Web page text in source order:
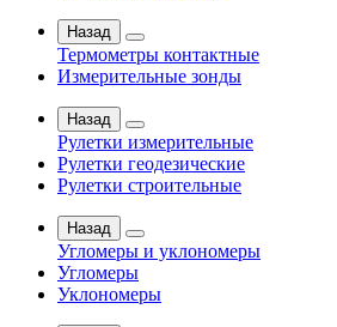
Назад
Термометры контактные
Измерительные зонды
Назад
Рулетки измерительные
Рулетки геодезические
Рулетки строительные
Назад
Угломеры и уклономеры
Угломеры
Уклономеры